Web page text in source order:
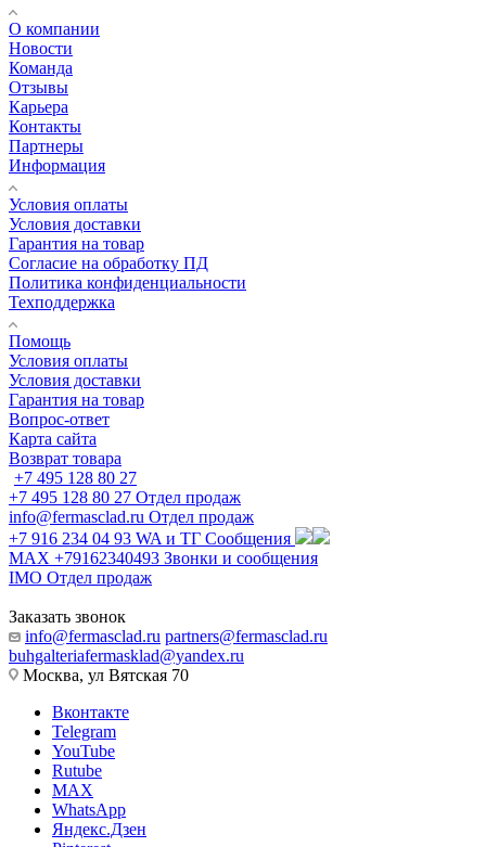
О компании
Новости
Команда
Отзывы
Карьера
Контакты
Партнеры
Информация
Условия оплаты
Условия доставки
Гарантия на товар
Согласие на обработку ПД
Политика конфиденциальности
Техподдержка
Помощь
Условия оплаты
Условия доставки
Гарантия на товар
Вопрос-ответ
Карта сайта
Возврат товара
+7 495 128 80 27
+7 495 128 80 27 Отдел продаж
info@fermasclad.ru Отдел продаж
+7 916 234 04 93 WA и ТГ Сообщения
MAX +79162340493 Звонки и сообщения
IMO Отдел продаж
Заказать звонок
info@fermasclad.ru partners@fermasclad.ru
buhgalteriafermasklad@yandex.ru
Москва, ул Вятская 70
Вконтакте
Telegram
YouTube
Rutube
MAX
WhatsApp
Яндекс.Дзен